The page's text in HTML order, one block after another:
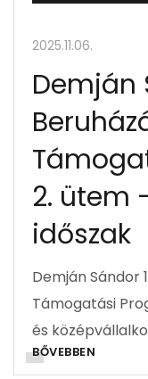
2025.11.06.
Demján
2. ütem
időszak
Demján Sándor
Támogatási
és
BŐVEBBEN